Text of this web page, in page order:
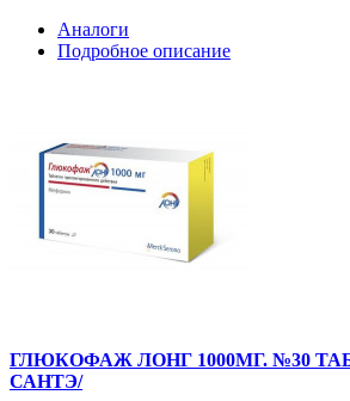
Аналоги
Подробное описание
ГЛЮКОФАЖ ЛОНГ 1000МГ. №30
САНТЭ/